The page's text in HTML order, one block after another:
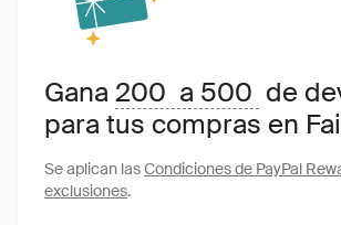
Gana200 a 500 de
para tus compras en
Se aplican lasCondiciones de PayPal
exclusiones.